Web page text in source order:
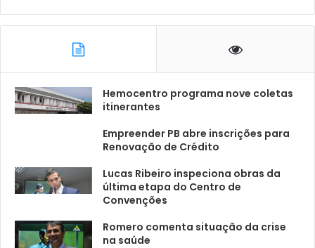
Hemocentro programa nove coletas
itinerantes
Empreender PB abre inscrições para
Renovação de Crédito
Lucas Ribeiro inspeciona obras da
última etapa do Centro de
Convenções
Romero comenta situação da crise
na saúde